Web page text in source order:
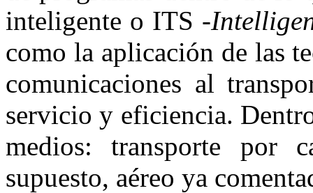
inteligente o ITS -
como la aplicación de las
comunicaciones al
servicio y eficiencia.
medios: transporte por
supuesto, aéreo ya